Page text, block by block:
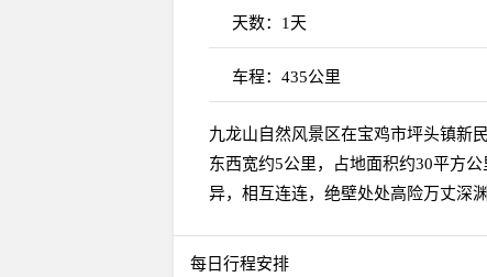
天数： 1天
车程：435公里
九龙山自然风景区在宝鸡市坪头镇新
东西宽约5公里，占地面积约30平方
异，相互连连，绝壁处处高险万丈深
每日行程安排